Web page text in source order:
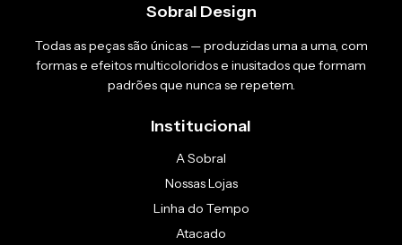
Sobral Design
Todas as peças são únicas — produzidas uma a uma, com
formas e efeitos multicoloridos e inusitados que formam
padrões que nunca se repetem.
Institucional
A Sobral
Nossas Lojas
Linha do Tempo
Atacado